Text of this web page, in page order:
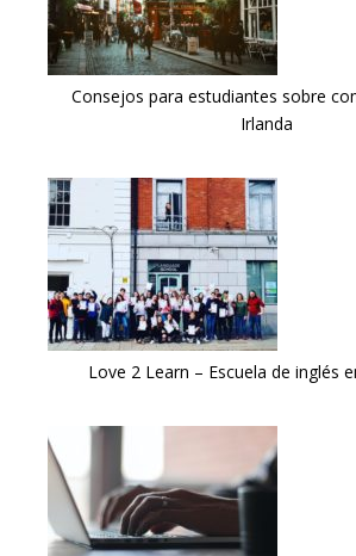
Consejos para estudiantes sobre
Irlanda
Love 2 Learn – Escuela de inglés